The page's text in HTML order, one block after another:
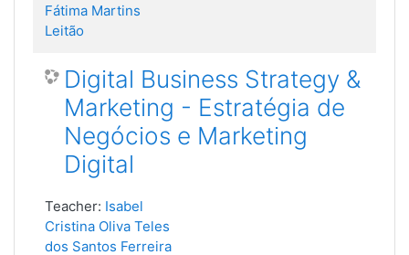
Fátima Martins
Leitão
Digital Business Strategy &
Marketing - Estratégia de
Negócios e Marketing
Digital
Teacher: Isabel
Cristina Oliva Teles
dos Santos Ferreira